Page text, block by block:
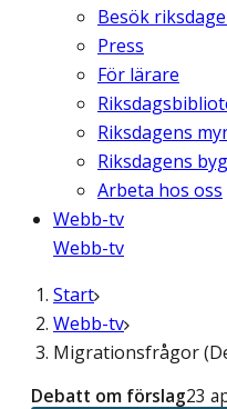
Besök
Press
För lärare
Riksdagens
Riksdagens
Arbeta hos oss
Webb-tv
Webb-tv
Start
Webb-tv
Migrationsfrågor
Debatt om förslag23